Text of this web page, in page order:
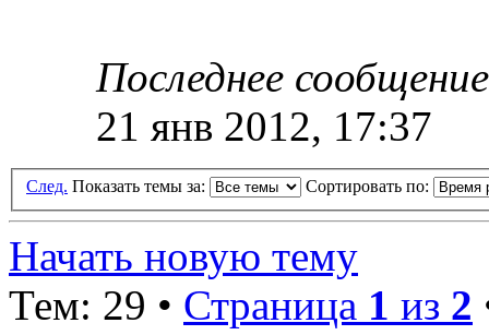
Последнее
21 янв 2012, 17:37
След. Показать темы за: Сортировать по:
Начать новую тему
Тем: 29 • Страница 1 из 2